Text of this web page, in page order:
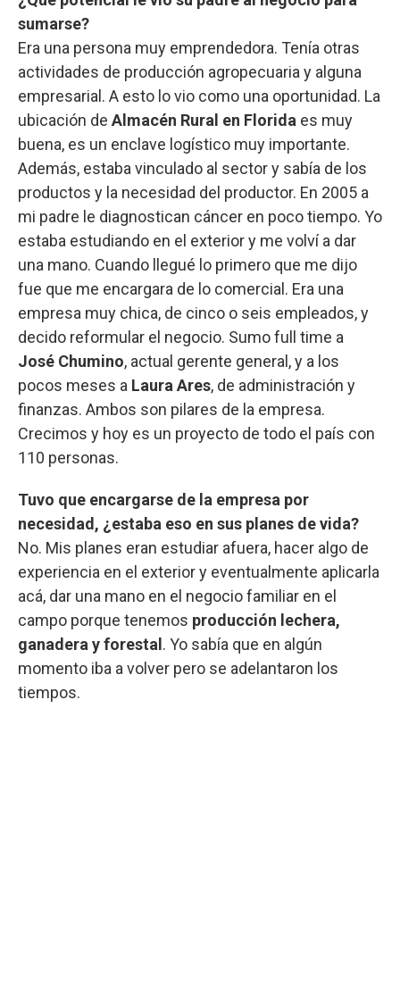
sumarse?
Era una persona muy emprendedora. Tenía otras
actividades de producción agropecuaria y alguna
empresarial. A esto lo vio como una oportunidad. La
ubicación de Almacén Rural en Florida es muy
buena, es un enclave logístico muy importante.
Además, estaba vinculado al sector y sabía de los
productos y la necesidad del productor. En 2005 a
mi padre le diagnostican cáncer en poco tiempo. Yo
estaba estudiando en el exterior y me volví a dar
una mano. Cuando llegué lo primero que me dijo
fue que me encargara de lo comercial. Era una
empresa muy chica, de cinco o seis empleados, y
decido reformular el negocio. Sumo full time a
José Chumino, actual gerente general, y a los
pocos meses a Laura Ares, de administración y
finanzas. Ambos son pilares de la empresa.
Crecimos y hoy es un proyecto de todo el país con
110 personas.
Tuvo que encargarse de la empresa por
necesidad, ¿estaba eso en sus planes de vida?
No. Mis planes eran estudiar afuera, hacer algo de
experiencia en el exterior y eventualmente aplicarla
acá, dar una mano en el negocio familiar en el
campo porque tenemos producción lechera,
ganadera y forestal . Yo sabía que en algún
momento iba a volver pero se adelantaron los
tiempos.